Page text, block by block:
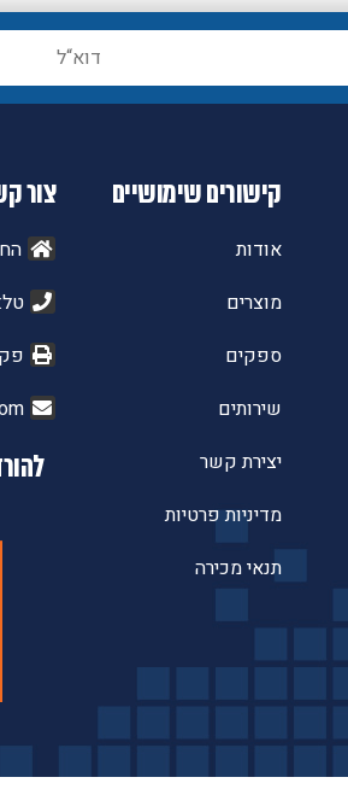
קישורים שימושיים
אודות
מוצרים
ספקים
שירותים
יצירת קשר
מדיניות פרטיות
תנאי מכירה
צור
טל: 03-9744044
פקס: